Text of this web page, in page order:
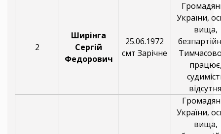
2
Ширінга
Сергій
Федорович
25.06.1972
смт Зарічне
України,
вища,
України,
вища,